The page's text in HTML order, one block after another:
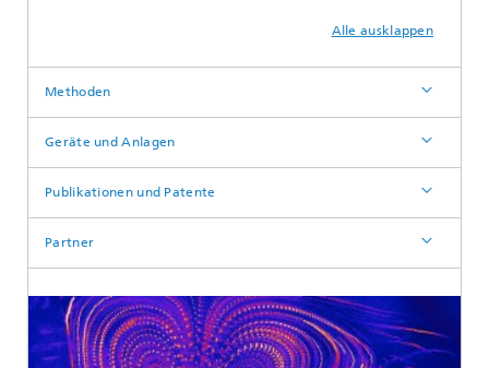
Alle ausklappen
Methoden
Geräte und Anlagen
Publikationen und Patente
Partner